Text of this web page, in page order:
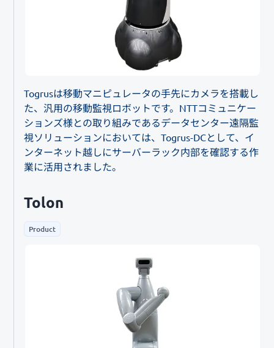
Togrusは移動マニピュレータの手先にカメラを搭載し
た、汎用の移動監視ロボットです。NTTコミュニケー
ションズ様との取り組みであるデータセンター遠隔監
視ソリューションにおいては、Togrus-DCとして、イ
ンターネット越しにサーバーラック内部を確認する作
業に活用されました。
Tolon
Product